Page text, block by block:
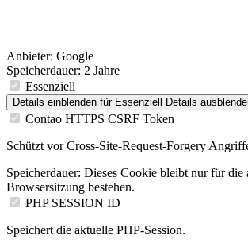
Anbieter: Google
Speicherdauer: 2 Jahre
Essenziell
Details einblenden für Essenziell Details
Contao HTTPS CSRF Token
Schützt vor Cross-Site-Request-Forgery
Speicherdauer: Dieses Cookie bleibt nur für die
Browsersitzung bestehen.
PHP SESSION ID
Speichert die aktuelle PHP-Session.